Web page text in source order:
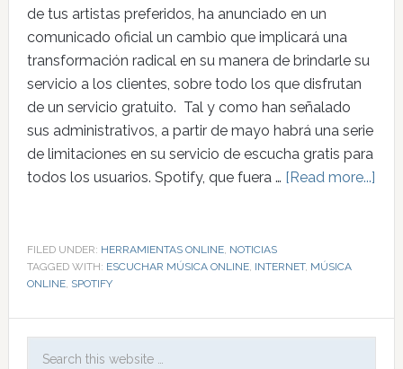
de tus artistas preferidos, ha anunciado en un
comunicado oficial un cambio que implicará una
transformación radical en su manera de brindarle su
servicio a los clientes, sobre todo los que disfrutan
de un servicio gratuito. Tal y como han señalado
sus administrativos, a partir de mayo habrá una serie
de limitaciones en su servicio de escucha gratis para
todos los usuarios. Spotify, que fuera … [Read more...]
FILED UNDER: HERRAMIENTAS ONLINE, NOTICIAS
TAGGED WITH: ESCUCHAR MÚSICA ONLINE, INTERNET, MÚSICA
ONLINE, SPOTIFY